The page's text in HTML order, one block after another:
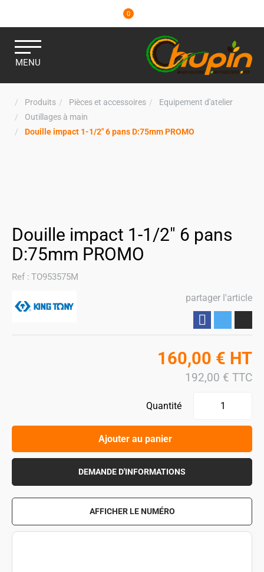
0
MENU
Produits Pièces et accessoires
Equipement d'atelier
Outillages à main
Douille impact 1-1/2" 6 pans D:75mm PROMO
Douille impact 1-1/2" 6 pans
D:75mm PROMO
Ref : TO953575M
partager l'article
160,00 € HT
192,00 € TTC
Quantité
Ajouter au panier
DEMANDE D'INFORMATIONS
AFFICHER LE NUMÉRO